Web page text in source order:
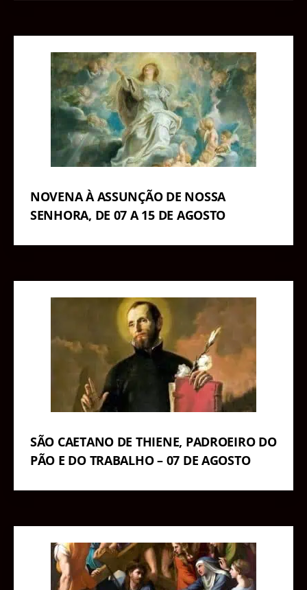
NOVENA À ASSUNÇÃO DE NOSSA
SENHORA, DE 07 A 15 DE AGOSTO
SÃO CAETANO DE THIENE, PADROEIRO DO
PÃO E DO TRABALHO – 07 DE AGOSTO